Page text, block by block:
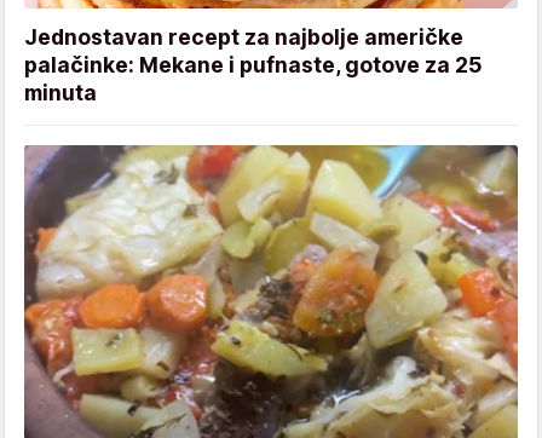
Jednostavan recept za najbolje američke
palačinke: Mekane i pufnaste, gotove za 25
minuta